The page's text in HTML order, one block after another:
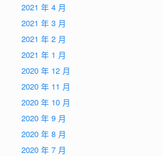
2021 年 4 月
2021 年 3 月
2021 年 2 月
2021 年 1 月
2020 年 12 月
2020 年 11 月
2020 年 10 月
2020 年 9 月
2020 年 8 月
2020 年 7 月